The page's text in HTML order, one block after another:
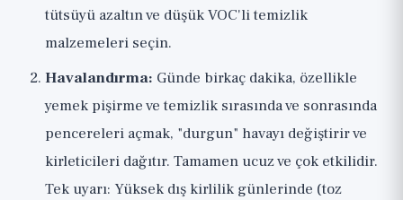
tütsüyü azaltın ve düşük VOC'li temizlik
malzemeleri seçin.
Havalandırma: Günde birkaç dakika, özellikle
yemek pişirme ve temizlik sırasında ve sonrasında
pencereleri açmak, "durgun" havayı değiştirir ve
kirleticileri dağıtır. Tamamen ucuz ve çok etkilidir.
Tek uyarı: Yüksek dış kirlilik günlerinde (toz